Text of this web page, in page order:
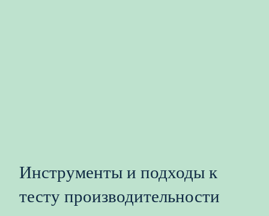
Инструменты и подходы к
тесту производительности